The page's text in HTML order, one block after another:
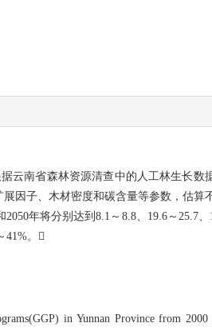
云南省森林资源清查中的人工林生长数
因子、木材密度和碳含量等参数，估算
2050年将分别达到8.1～8.8、19.6～25.7、
41%。
GP) in Yunnan Province from 2000